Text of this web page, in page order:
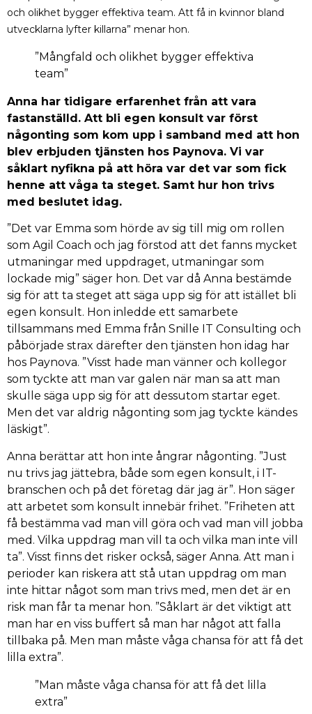
och olikhet bygger effektiva team. Att få in kvinnor bland
utvecklarna lyfter killarna” menar hon.
”Mångfald och olikhet bygger effektiva
team”
Anna har tidigare erfarenhet från att vara
fastanställd. Att bli egen konsult var först
någonting som kom upp i samband med att hon
blev erbjuden tjänsten hos Paynova. Vi var
såklart nyfikna på att höra var det var som fick
henne att våga ta steget. Samt hur hon trivs
med beslutet idag.
”Det var Emma som hörde av sig till mig om rollen
som Agil Coach och jag förstod att det fanns mycket
utmaningar med uppdraget, utmaningar som
lockade mig” säger hon. Det var då Anna bestämde
sig för att ta steget att säga upp sig för att istället bli
egen konsult. Hon inledde ett samarbete
tillsammans med Emma från Snille IT Consulting och
påbörjade strax därefter den tjänsten hon idag har
hos Paynova. ”Visst hade man vänner och kollegor
som tyckte att man var galen när man sa att man
skulle säga upp sig för att dessutom startar eget.
Men det var aldrig någonting som jag tyckte kändes
läskigt”.
Anna berättar att hon inte ångrar någonting. ”Just
nu trivs jag jättebra, både som egen konsult, i IT-
branschen och på det företag där jag är”. Hon säger
att arbetet som konsult innebär frihet. ”Friheten att
få bestämma vad man vill göra och vad man vill jobba
med. Vilka uppdrag man vill ta och vilka man inte vill
ta”. Visst finns det risker också, säger Anna. Att man i
perioder kan riskera att stå utan uppdrag om man
inte hittar något som man trivs med, men det är en
risk man får ta menar hon. ”Såklart är det viktigt att
man har en viss buffert så man har något att falla
tillbaka på. Men man måste våga chansa för att få det
lilla extra”.
”Man måste våga chansa för att få det lilla
extra”